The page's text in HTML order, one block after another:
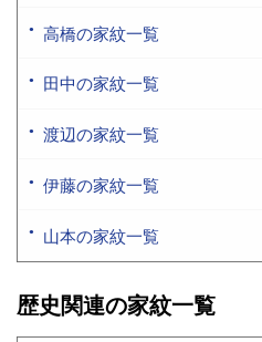
高橋の家紋一覧
田中の家紋一覧
渡辺の家紋一覧
伊藤の家紋一覧
山本の家紋一覧
歴史関連の家紋一覧